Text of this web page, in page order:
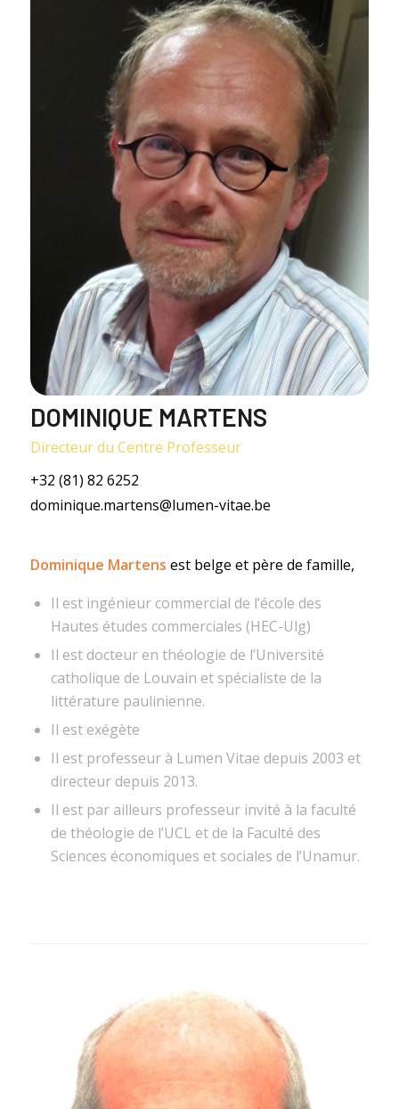
DOMINIQUE MARTENS
Directeur du Centre Professeur
+32 (81) 82 6252
dominique.martens@lumen-vitae.be
Dominique Martens est belge et père de famille,
Il est ingénieur commercial de l’école des
Hautes études commerciales (HEC-Ulg)
Il est docteur en théologie de l’Université
catholique de Louvain et spécialiste de la
littérature paulinienne.
Il est exégète
Il est professeur à Lumen Vitae depuis 2003 et
directeur depuis 2013.
Il est par ailleurs professeur invité à la faculté
de théologie de l’UCL et de la Faculté des
Sciences économiques et sociales de l’Unamur.